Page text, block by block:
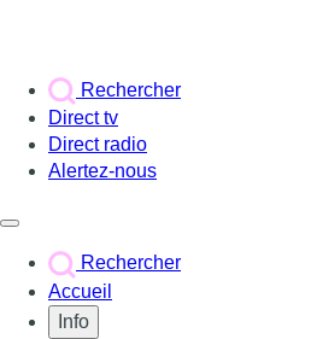
Rechercher
Direct tv
Direct radio
Alertez-nous
Rechercher
Accueil
Info